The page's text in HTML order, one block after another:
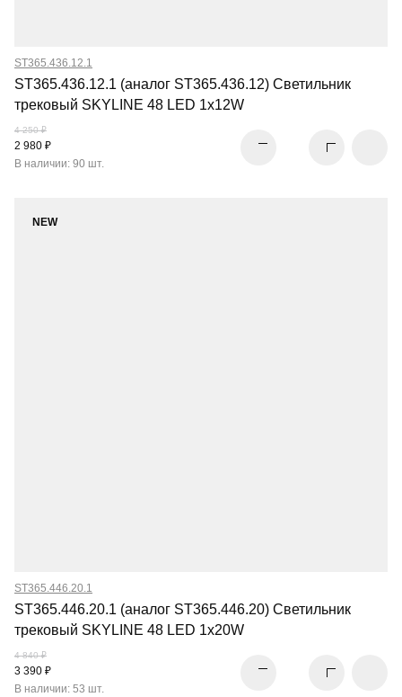
ST365.436.12.1
ST365.436.12.1 (аналог ST365.436.12) Светильник
трековый SKYLINE 48 LED 1х12W
4 250 ₽
2 980 ₽
В наличии: 90 шт.
NEW
ST365.446.20.1
ST365.446.20.1 (аналог ST365.446.20) Светильник
трековый SKYLINE 48 LED 1х20W
4 840 ₽
3 390 ₽
В наличии: 53 шт.